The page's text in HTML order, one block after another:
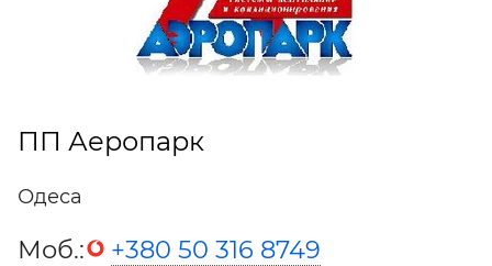
ПП Аеропарк
Одеса
Моб.: +380 50 316 8749